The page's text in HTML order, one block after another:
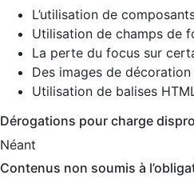
L’utilisation de
Utilisation de champs de
La perte du focus sur
Des images de
Utilisation de balises
Dérogations pour charge
Néant
Contenus non soumis à